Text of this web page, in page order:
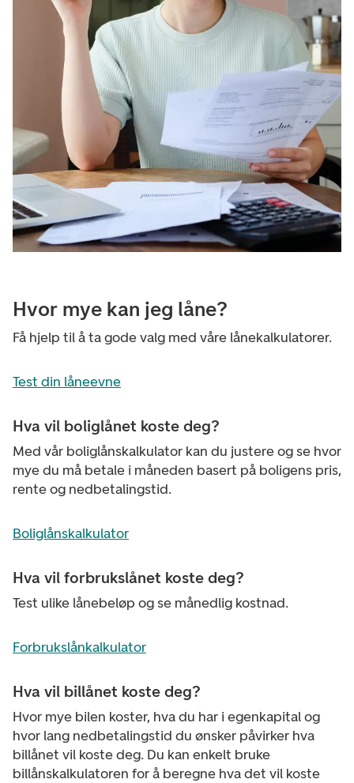
Hvor mye kan jeg låne?
Få hjelp til å ta gode valg med våre lånekalkulatorer.
Test din låneevne
Hva vil boliglånet koste deg?
Med vår boliglånskalkulator kan du justere og se hvor
mye du må betale i måneden basert på boligens pris,
rente og nedbetalingstid.
Boliglånskalkulator
Hva vil forbrukslånet koste deg?
Test ulike lånebeløp og se månedlig kostnad.
Forbrukslånkalkulator
Hva vil billånet koste deg?
Hvor mye bilen koster, hva du har i egenkapital og
hvor lang nedbetalingstid du ønsker påvirker hva
billånet vil koste deg. Du kan enkelt bruke
billånskalkulatoren for å beregne hva det vil koste